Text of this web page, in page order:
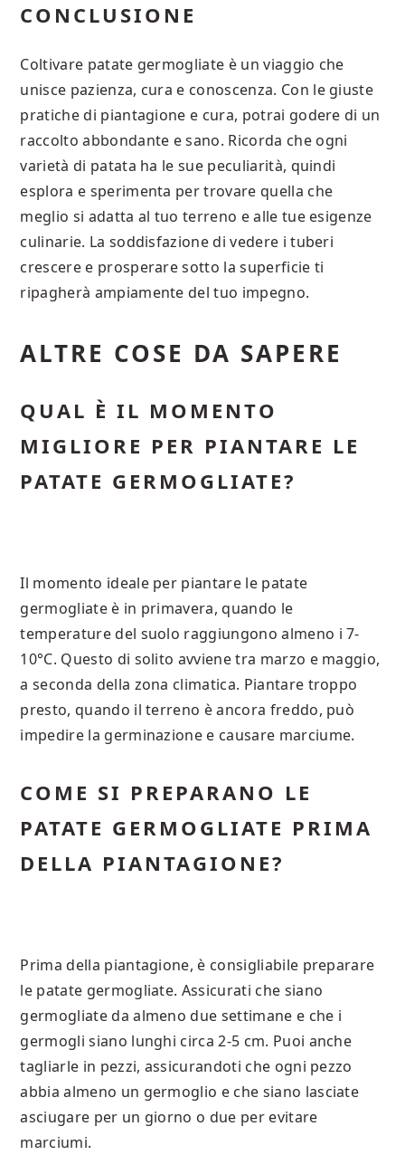
CONCLUSIONE
Coltivare patate germogliate è un viaggio che
unisce pazienza, cura e conoscenza. Con le giuste
pratiche di piantagione e cura, potrai godere di un
raccolto abbondante e sano. Ricorda che ogni
varietà di patata ha le sue peculiarità, quindi
esplora e sperimenta per trovare quella che
meglio si adatta al tuo terreno e alle tue esigenze
culinarie. La soddisfazione di vedere i tuberi
crescere e prosperare sotto la superficie ti
ripagherà ampiamente del tuo impegno.
ALTRE COSE DA SAPERE
QUAL È IL MOMENTO
MIGLIORE PER PIANTARE LE
PATATE GERMOGLIATE?
Il momento ideale per piantare le patate
germogliate è in primavera, quando le
temperature del suolo raggiungono almeno i 7-
10°C. Questo di solito avviene tra marzo e maggio,
a seconda della zona climatica. Piantare troppo
presto, quando il terreno è ancora freddo, può
impedire la germinazione e causare marciume.
COME SI PREPARANO LE
PATATE GERMOGLIATE PRIMA
DELLA PIANTAGIONE?
Prima della piantagione, è consigliabile preparare
le patate germogliate. Assicurati che siano
germogliate da almeno due settimane e che i
germogli siano lunghi circa 2-5 cm. Puoi anche
tagliarle in pezzi, assicurandoti che ogni pezzo
abbia almeno un germoglio e che siano lasciate
asciugare per un giorno o due per evitare
marciumi.